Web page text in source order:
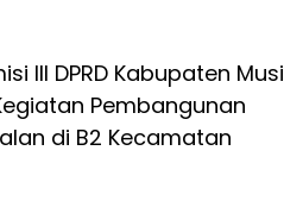
III DPRD Kabupaten Musi
Pembangunan
di B2 Kecamatan